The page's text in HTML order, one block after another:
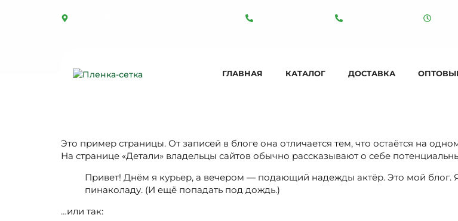
ГЛАВНАЯ КАТАЛОГ ДОСТАВКА
Это пример страницы. От записей в блоге она отличается тем, что остаётся на
На странице «Детали» владельцы сайтов обычно рассказывают о себе
Привет! Днём я курьер, а вечером — подающий надежды актёр. Это мой блог.
пинаколаду. (И ещё попадать под дождь.)
…или так: